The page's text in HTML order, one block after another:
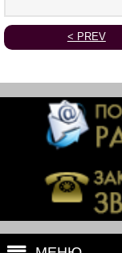
< PREV